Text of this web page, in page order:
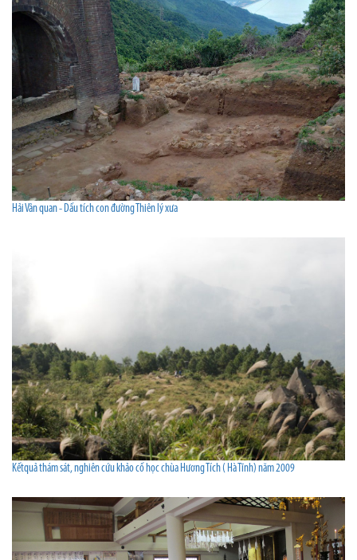
Hải Vân quan - Dấu tích con đường Thiên lý xưa
Kếtquả thám sát, nghiên cứu khảo cố học chùa Hương Tích ( Hà Tĩnh) năm 2009